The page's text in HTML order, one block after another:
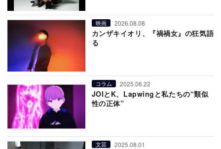
映画 2026.08.08
カンザキイオリ、『禍禍女』の狂気語
る
コラム 2025.06.22
JOIとK、Lapwingと私たちの“類似
性の正体”
文芸 2025.08.01